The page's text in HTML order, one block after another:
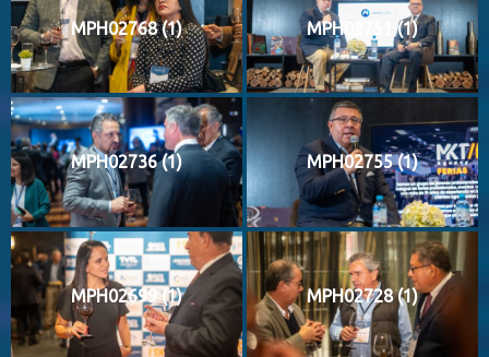
MPH02768 (1) MPH02751 (1)
MPH02736 (1) MPH02755 (1)
MPH02699 (1) MPH02728 (1)